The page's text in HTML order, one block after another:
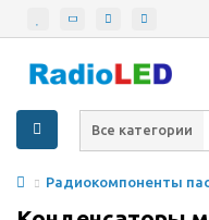
Все категории
Радиокомпоненты